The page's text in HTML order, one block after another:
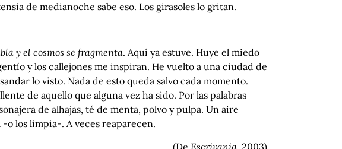
de medianoche sabe eso. Los girasoles lo gritan.
y el cosmos se fragmenta. Aquí ya estuve. Huye el miedo
y los callejones me inspiran. He vuelto a una ciudad de
lo visto. Nada de esto queda salvo cada momento.
de aquello que alguna vez ha sido. Por las palabras
de alhajas, té de menta, polvo y pulpa. Un aire
o los limpia-. A veces reaparecen.
(De Escrivania , 2003)